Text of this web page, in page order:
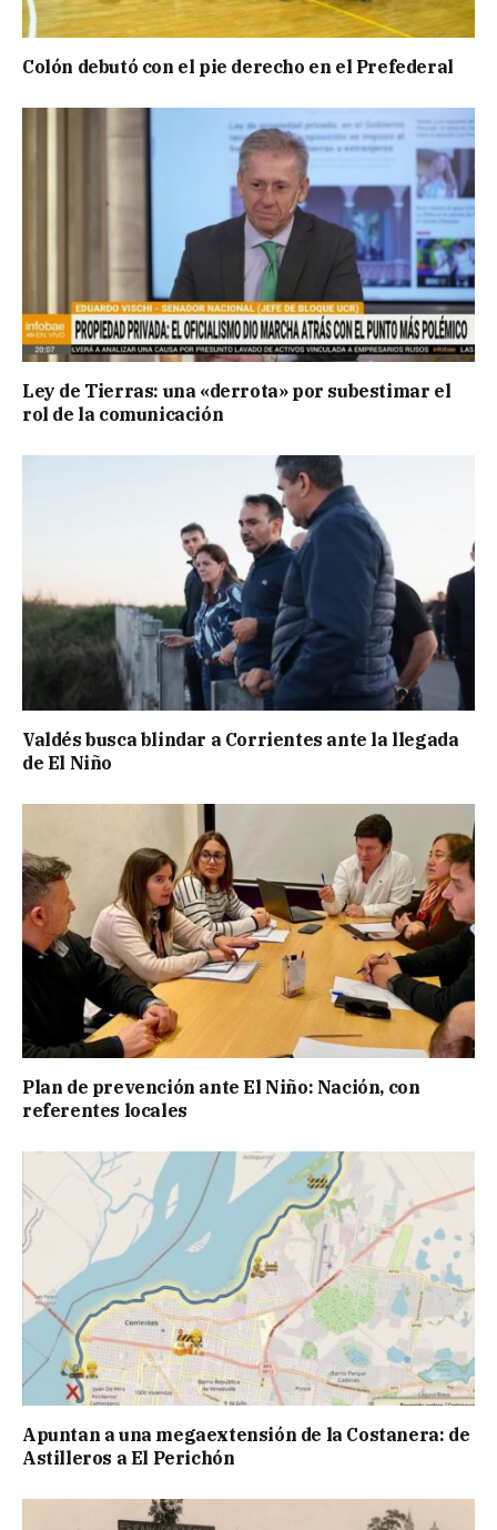
Colón debutó con el pie derecho en el Prefederal
Ley de Tierras: una «derrota» por subestimar el
rol de la comunicación
Valdés busca blindar a Corrientes ante la llegada
de El Niño
Plan de prevención ante El Niño: Nación, con
referentes locales
Apuntan a una megaextensión de la Costanera: de
Astilleros a El Perichón